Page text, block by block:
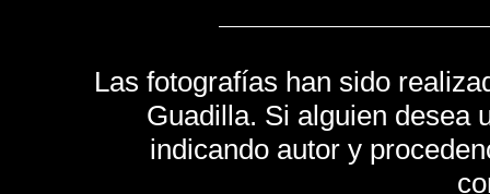
Las fotografías han sido
Guadilla. Si alguien desea
indicando autor y